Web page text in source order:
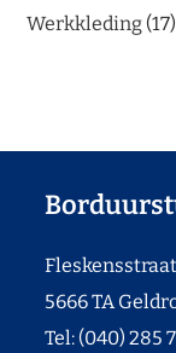
Werkkleding 17
5666 TA
Tel: (040) 285